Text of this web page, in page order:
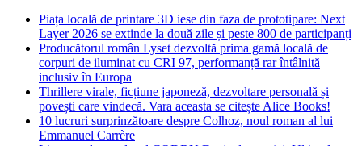
Piața locală de printare 3D iese din faza de prototipare: Next
Layer 2026 se extinde la două zile și peste 800 de participanți
Producătorul român Lyset dezvoltă prima gamă locală de
corpuri de iluminat cu CRI 97, performanță rar întâlnită
inclusiv în Europa
Thrillere virale, ficțiune japoneză, dezvoltare personală și
povești care vindecă. Vara aceasta se citește Alice Books!
10 lucruri surprinzătoare despre Colhoz, noul roman al lui
Emmanuel Carrère